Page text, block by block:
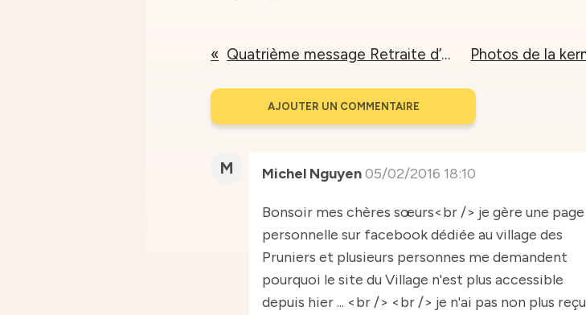
Quatrième message Retraite d’Hiver 2015/2016
AJOUTER UN COMMENTAIRE
M Michel Nguyen05/02/2016 18:10
Bonsoir mes chères sœurs<br /> je gère une page
personnelle sur facebook dédiée au village des
Pruniers et plusieurs personnes me demandent
pourquoi le site du Village n'est plus accessible
depuis hier ... <br /> <br /> je n'ai pas non plus reçu